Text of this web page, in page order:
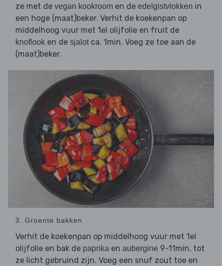
ze met de vegan kookroom en de edelgistvlokken in
een hoge (maat)beker. Verhit de koekenpan op
middelhoog vuur met 1el olijfolie en fruit de
knoflook en de sjalotca. 1min. Voeg ze toe aan de
(maat)beker.
3. Groente bakken
Verhit de koekenpan op middelhoog vuur met 1el
olijfolie en bak de paprika en aubergine 9-11min, tot
ze licht gebruind zijn. Voeg een snuf zout toe en